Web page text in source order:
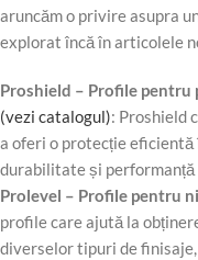
aruncăm o privire asupra
explorat încă în articolele
Proshield – Profile
(vezi catalogul): Proshield
a oferi o protecție
durabilitate și performanță
Prolevel – Profile pentru
profile care ajută la
diverselor tipuri de